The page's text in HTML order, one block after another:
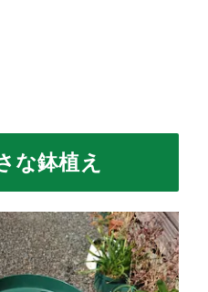
な鉢植え